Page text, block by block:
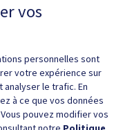
/ autorisation
Plan du site
vos
personnelles sont
votre expérience sur
le trafic. En
à ce que vos données
pouvez modifier vos